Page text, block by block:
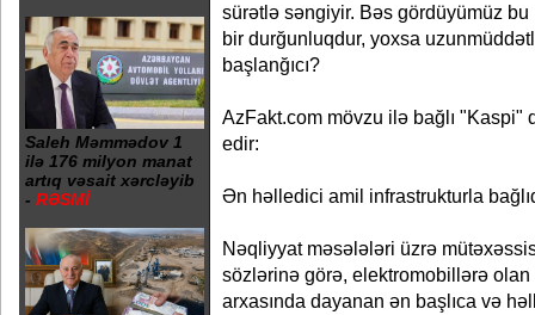
Saleh Məmmədov 1
ilə 176 milyon manat
artıq vəsait xərcləyib
- RƏSMİ
sürətlə səngiyir. Bəs gördüyümüz
bir durğunluqdur, yoxsa
başlanğıcı?
AzFakt.com mövzu ilə bağlı "Kaspi"
edir:
Ən həlledici amil infrastrukturla
Nəqliyyat məsələləri üzrə
sözlərinə görə, elektromobillərə olan
arxasında dayanan ən başlıca və